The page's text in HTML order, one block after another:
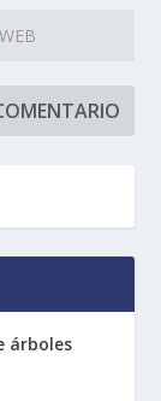
árboles